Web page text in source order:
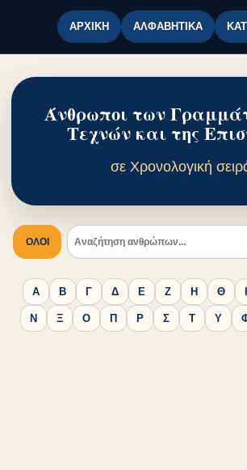
ΑΡΧΙΚΉ ΑΛΦΑΒΗΤΙΚΆ
Άνθρωποι των
Τεχνών και της
σε Χρονολογική
ΟΛΟΙ
Α Β Γ Δ Ε Ζ Η Θ
Ν Ξ Ο Π Ρ Σ Τ Υ